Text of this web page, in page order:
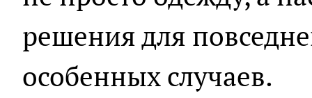
решения для
особенных случаев.